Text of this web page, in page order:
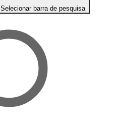
Selecionar barra de pesquisa